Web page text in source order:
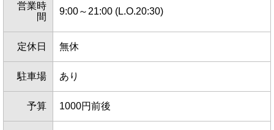
営業時
間
9:00～21:00 (L.O.20:30)
定休日 無休
駐車場 あり
予算 1000円前後